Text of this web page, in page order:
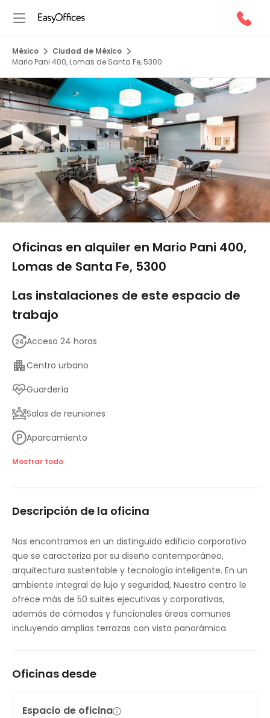
México
Ciudad de México
Mario Pani 400, Lomas de Santa Fe, 5300
Oficinas en alquiler en Mario Pani 400,
Lomas de Santa Fe, 5300
Las instalaciones de este espacio de
trabajo
Acceso 24 horas
Centro urbano
Guardería
Salas de reuniones
Aparcamiento
Acceso a Internet de alta velocidad
Mostrar todo
Descripción de la oficina
Nos encontramos en un distinguido edificio corporativo
que se caracteriza por su diseño contemporáneo,
arquitectura sustentable y tecnología inteligente. En un
ambiente integral de lujo y seguridad, Nuestro centro le
ofrece más de 50 suites ejecutivas y corporativas,
además de cómodas y funcionales áreas comunes
incluyendo amplias terrazas con vista panorámica.
Oficinas desde
Espacio de oficina